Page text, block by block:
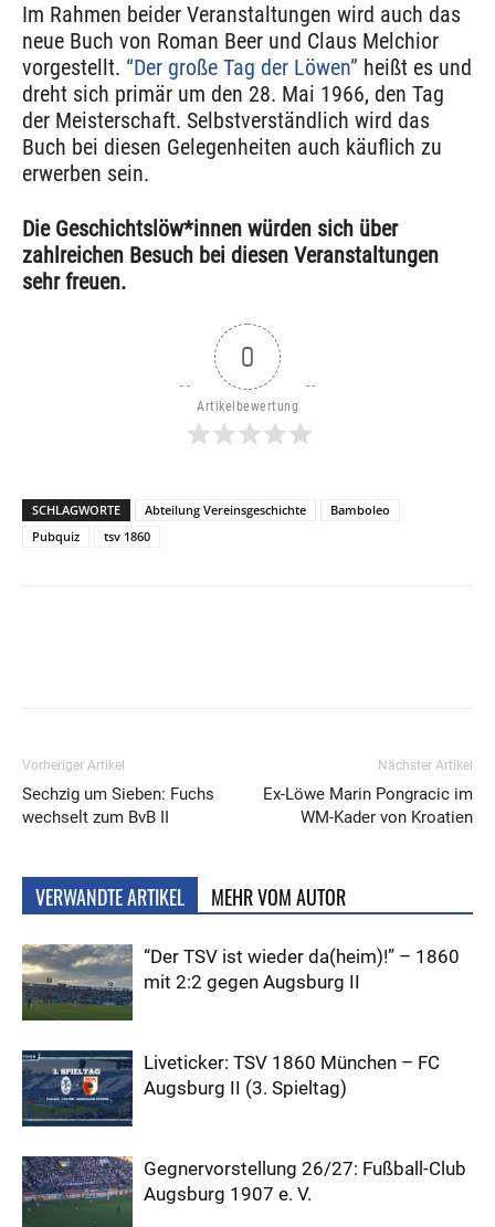
Im Rahmen beider Veranstaltungen wird auch das
neue Buch von Roman Beer und Claus Melchior
vorgestellt. “Der große Tag der Löwen” heißt es und
dreht sich primär um den 28. Mai 1966, den Tag
der Meisterschaft. Selbstverständlich wird das
Buch bei diesen Gelegenheiten auch käuflich zu
erwerben sein.
Die Geschichtslöw*innen würden sich über
zahlreichen Besuch bei diesen Veranstaltungen
sehr freuen.
0
Artikelbewertung
SCHLAGWORTE Abteilung Vereinsgeschichte
Bamboleo
Pubquiz
tsv 1860
Vorheriger Artikel
Sechzig um Sieben: Fuchs
wechselt zum BvB II
Nächster Artikel
Ex-Löwe Marin Pongracic im
WM-Kader von Kroatien
VERWANDTE ARTIKEL MEHR VOM AUTOR
“Der TSV ist wieder da(heim)!” – 1860
mit 2:2 gegen Augsburg II
Liveticker: TSV 1860 München – FC
Augsburg II (3. Spieltag)
Gegnervorstellung 26/27: Fußball-Club
Augsburg 1907 e. V.